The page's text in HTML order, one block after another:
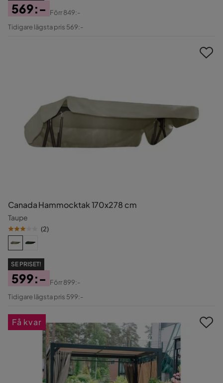
Pris
569:-
Original
Förr849:-
Tidigare lägsta pris 569:-
Canada Hammocktak 170x278 cm
Taupe
(2)
SE PRISET!
Pris
599:-
Original
Förr899:-
Tidigare lägsta pris 599:-
Få kvar